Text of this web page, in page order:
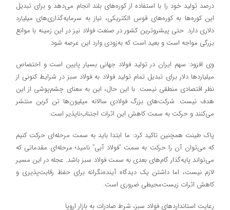
درصد تولید خود را با استفاده از کوره‌های بلند انجام می‌دهد و برای تبدیل
این کوره‌ها به کوره‌های قوس الکتریکی، نیاز به سرمایه‌گذاری‌های میلیارد
دلاری دارد. حتی پیشروترین کشور در صنعت فولاد نیز در این زمینه با موانع
بزرگی مواجه است و بعید است که به‌زودی وارد این عرصه شود.
وی افزود: سهم ایران در تولید فولاد جهانی بسیار پایین است و اختصاص
میلیاردها دلار برای تبدیل تمام تولید فولاد به فولاد سبز در شرایط کنونی از
نظر اقتصادی منطقی نیست. با این حال، این به معنای چشم‌پوشی از این
هدف نیست. شرکت‌های بزرگ فولادی سالانه میلیون‌ها تن کربن منتشر
می‌کنند و حرکت به سمت کاهش این اثرات اجتناب‌ناپذیر است.
پاک طینت همچنین تاکید کرد: ما ابتدا باید به سمت مرحله‌ای حرکت کنیم
که می‌توان آن را حرکت به سمت “فولاد آبی” نامید؛ مرحله‌ای مقدماتی که
می‌تواند پایه‌گذار گام‌های بعدی به سمت فولاد سبز باشد. عجله در این مسیر
لازم نیست، اما داشتن یک دیدگاه آینده‌نگرانه برای حفظ رقابت‌پذیری و
کاهش اثرات زیست‌محیطی ضروری است.
رعایت استانداردهای فولاد سبز، شرط صادرات به بازار اروپا